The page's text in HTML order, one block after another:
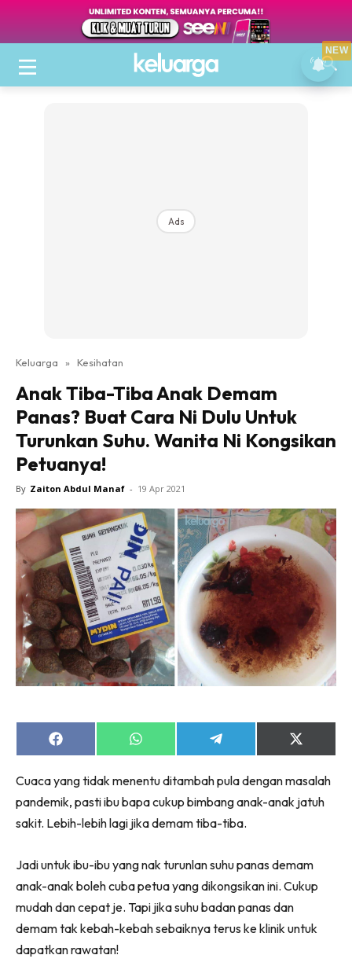
Ads
Keluarga » Kesihatan
Anak Tiba-Tiba Anak Demam
Panas? Buat Cara Ni Dulu Untuk
Turunkan Suhu. Wanita Ni Kongsikan
Petuanya!
By Zaiton Abdul Manaf - 19 Apr 2021
Share
on
Share
on
Share
on
Share
on
(Twitter)
Cuaca yang tidak menentu ditambah pula dengan masalah
pandemik, pasti ibu bapa cukup bimbang anak-anak jatuh
sakit. Lebih-lebih lagi jika demam tiba-tiba.
Jadi untuk ibu-ibu yang nak turunlan suhu panas demam
anak-anak boleh cuba petua yang dikongsikan ini. Cukup
mudah dan cepat je. Tapi jika suhu badan panas dan
demam tak kebah-kebah sebaiknya terus ke klinik untuk
dapatkan rawatan!
NEW